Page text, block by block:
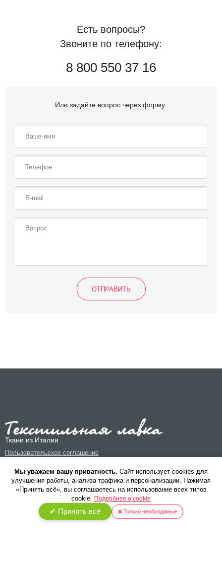
Есть вопросы?
Звоните по телефону:
8 800 550 37 16
Или задайте вопрос через форму:
Ткани из Италии
Пользовательское соглашение
Политика конфиденциальности
Мы уважаем вашу приватность. Cайт использует cookies для
улучшения работы, анализа трафика и персонализации. Нажимая
«Принять всё», вы соглашаетесь на использование всех типов
cookie. Подробнее о cookie
✔ Принять всё ❌ Только необходимые